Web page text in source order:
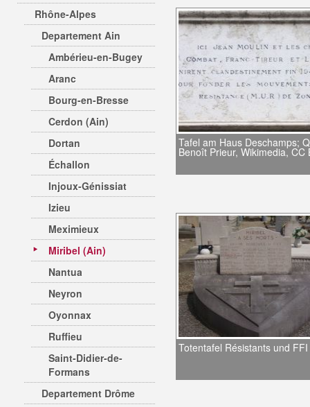
Rhône-Alpes
Departement Ain
Ambérieu-en-Bugey
Aranc
Bourg-en-Bresse
Cerdon (Ain)
Dortan
Échallon
Injoux-Génissiat
Izieu
Meximieux
Miribel (Ain)
Nantua
Neyron
Oyonnax
Ruffieu
Saint-Didier-de-
Formans
Departement Drôme
Tafel am Haus Deschamps;
Benoît Prieur, Wikimedia, CC
Totentafel Résistants und